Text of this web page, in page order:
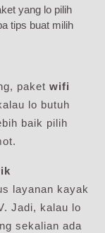
yang lo pilih
tips buat milih
paket wifi
lo butuh
baik pilih
layanan kayak
Jadi, kalau lo
sekalian ada